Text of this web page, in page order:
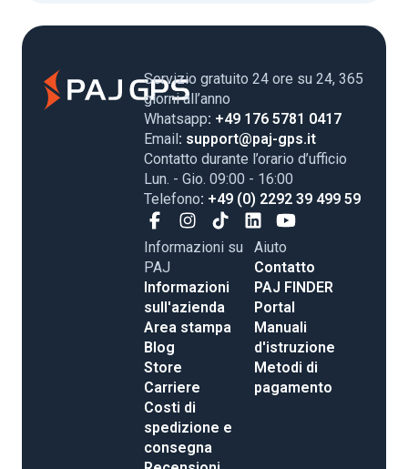
Servizio gratuito 24 ore su 24, 365
giorni all’anno
Whatsapp: +49 176 5781 0417
Email : support@paj-gps.it
Contatto durante l’orario d’ufficio
Lun. - Gio. 09:00 - 16:00
Telefono: +49 (0) 2292 39 499 59
Informazioni su
PAJ
Informazioni
sull'azienda
Area stampa
Blog
Store
Carriere
Costi di
spedizione e
consegna
Aiuto
Contatto
PAJ FINDER
Portal
Manuali
d'istruzione
Metodi di
pagamento